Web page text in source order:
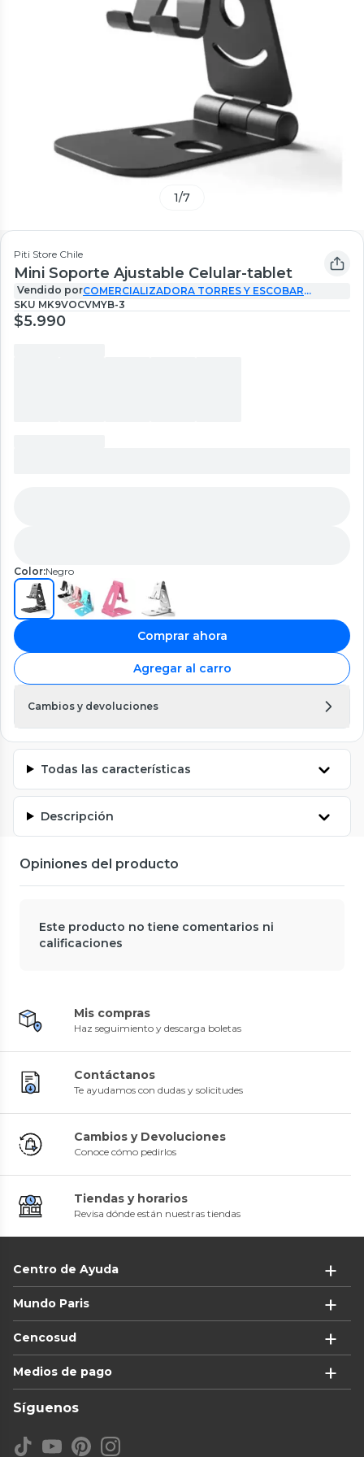
1/7
Piti Store Chile
Mini Soporte Ajustable Celular-tablet
Vendido porCOMERCIALIZADORA TORRES Y ESCOBAR
(Inactiva)
SKU MK9VOCVMYB-3
$5.990
Color:Negro
Comprar ahora
Agregar al carro
Cambios y devoluciones
Todas las características
Descripción
Opiniones del producto
Este producto no tiene comentarios ni
calificaciones
Mis compras
Haz seguimiento y descarga boletas
Contáctanos
Te ayudamos con dudas y solicitudes
Cambios y Devoluciones
Conoce cómo pedirlos
Tiendas y horarios
Revisa dónde están nuestras tiendas
Centro de Ayuda
Mundo Paris
Cencosud
Medios de pago
Síguenos